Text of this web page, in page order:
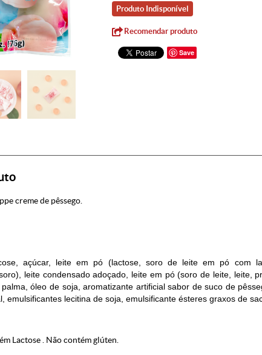
Produto Indisponível
Recomendar produto
Save
creme de pêssego.
açúcar, leite em pó (lactose, soro de leite em pó com
leite condensado adoçado, leite em pó (soro de leite, leite,
óleo de soja, aromatizante artificial sabor de suco de
emulsificantes lecitina de soja, emulsificante ésteres graxos de
Lactose . Não contém glúten.